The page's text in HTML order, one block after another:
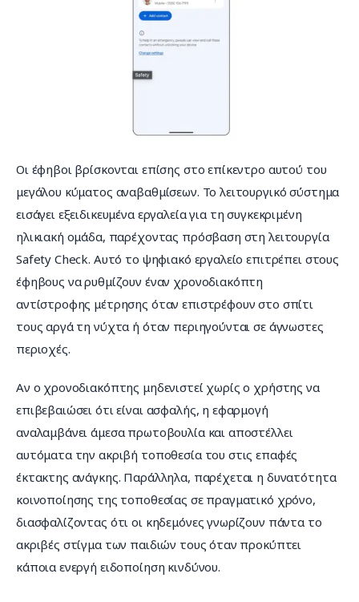
Οι έφηβοι βρίσκονται επίσης στο επίκεντρο αυτού του
μεγάλου κύματος αναβαθμίσεων. Το λειτουργικό σύστημα
εισάγει εξειδικευμένα εργαλεία για τη συγκεκριμένη
ηλικιακή ομάδα, παρέχοντας πρόσβαση στη λειτουργία
Safety Check. Αυτό το ψηφιακό εργαλείο επιτρέπει στους
έφηβους να ρυθμίζουν έναν χρονοδιακόπτη
αντίστροφης μέτρησης όταν επιστρέφουν στο σπίτι
τους αργά τη νύχτα ή όταν περιηγούνται σε άγνωστες
περιοχές.
Αν ο χρονοδιακόπτης μηδενιστεί χωρίς ο χρήστης να
επιβεβαιώσει ότι είναι ασφαλής, η εφαρμογή
αναλαμβάνει άμεσα πρωτοβουλία και αποστέλλει
αυτόματα την ακριβή τοποθεσία του στις επαφές
έκτακτης ανάγκης. Παράλληλα, παρέχεται η δυνατότητα
κοινοποίησης της τοποθεσίας σε πραγματικό χρόνο,
διασφαλίζοντας ότι οι κηδεμόνες γνωρίζουν πάντα το
ακριβές στίγμα των παιδιών τους όταν προκύπτει
κάποια ενεργή ειδοποίηση κινδύνου.